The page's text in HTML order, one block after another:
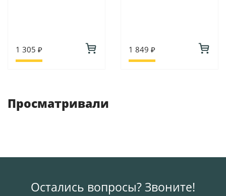
1 305 ₽ 1 849 ₽
Просматривали
Остались вопросы? Звоните!